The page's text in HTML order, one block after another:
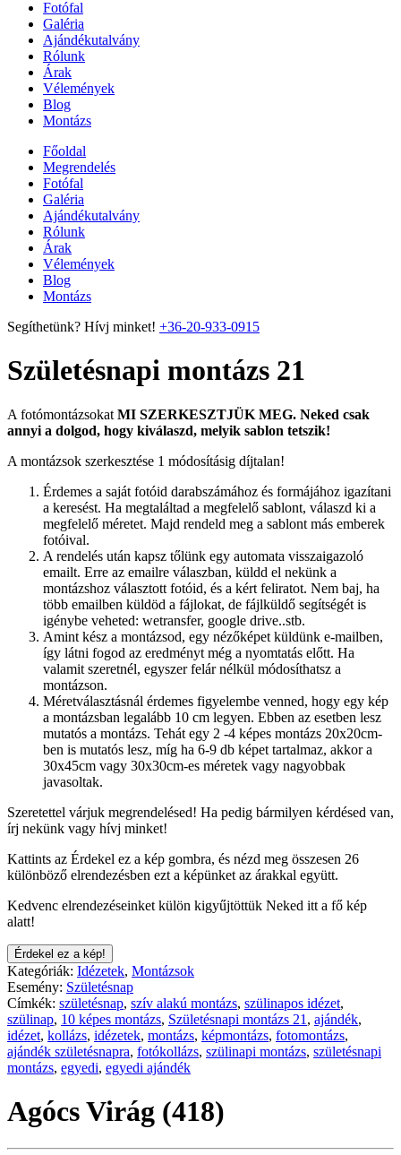
Fotófal
Galéria
Ajándékutalvány
Rólunk
Árak
Vélemények
Blog
Montázs
Főoldal
Megrendelés
Fotófal
Galéria
Ajándékutalvány
Rólunk
Árak
Vélemények
Blog
Montázs
Segíthetünk? Hívj minket! +36-20-933-0915
Születésnapi montázs 21
A fotómontázsokat MI SZERKESZTJÜK MEG. Neked csak
annyi a dolgod, hogy kiválaszd, melyik sablon tetszik!
A montázsok szerkesztése 1 módosításig díjtalan!
Érdemes a saját fotóid darabszámához és formájához igazítani
a keresést. Ha megtaláltad a megfelelő sablont, válaszd ki a
megfelelő méretet. Majd rendeld meg a sablont más emberek
fotóival.
A rendelés után kapsz tőlünk egy automata visszaigazoló
emailt. Erre az emailre válaszban, küldd el nekünk a
montázshoz választott fotóid, és a kért feliratot. Nem baj, ha
több emailben küldöd a fájlokat, de fájlküldő segítségét is
igénybe veheted: wetransfer, google drive..stb.
Amint kész a montázsod, egy nézőképet küldünk e-mailben,
így látni fogod az eredményt még a nyomtatás előtt. Ha
valamit szeretnél, egyszer felár nélkül módosíthatsz a
montázson.
Méretválasztásnál érdemes figyelembe venned, hogy egy kép
a montázsban legalább 10 cm legyen. Ebben az esetben lesz
mutatós a montázs. Tehát egy 2 -4 képes montázs 20x20cm-
ben is mutatós lesz, míg ha 6-9 db képet tartalmaz, akkor a
30x45cm vagy 30x30cm-es méretek vagy nagyobbak
javasoltak.
Szeretettel várjuk megrendelésed! Ha pedig bármilyen kérdésed van,
írj nekünk vagy hívj minket!
Kattints az Érdekel ez a kép gombra, és nézd meg összesen 26
különböző elrendezésben ezt a képünket az árakkal együtt.
Kedvenc elrendezéseinket külön kigyűjtöttük Neked itt a fő kép
alatt!
Érdekel ez a kép!
Kategóriák: Idézetek, Montázsok
Esemény: Születésnap
Címkék: születésnap, szív alakú montázs, szülinapos idézet,
szülinap, 10 képes montázs, Születésnapi montázs 21 , ajándék,
idézet, kollázs, idézetek, montázs, képmontázs, fotomontázs,
ajándék születésnapra, fotókollázs, szülinapi montázs, születésnapi
montázs, egyedi, egyedi ajándék
Agócs Virág (418)